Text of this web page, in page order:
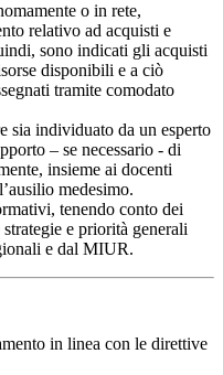
o in rete,
relativo ad acquisti e
sono indicati gli acquisti
disponibili e a ciò
tramite comodato
sia individuato da un esperto
– se necessario - di
insieme ai docenti
medesimo.
tenendo conto dei
e priorità generali
e dal MIUR.
in linea con le direttive